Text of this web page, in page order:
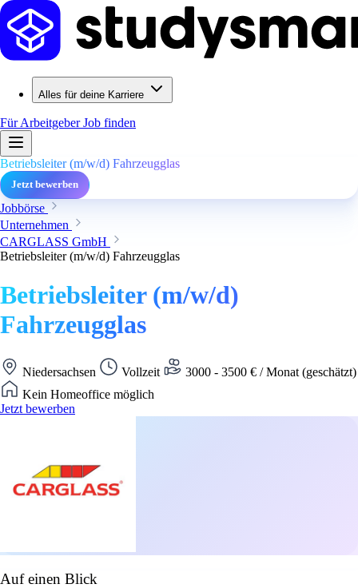
Alles für deine Karriere
Für ArbeitgeberJob finden
Betriebsleiter (m/w/d) Fahrzeugglas
Jetzt bewerben
Jobbörse
Unternehmen
CARGLASS GmbH
Betriebsleiter (m/w/d) Fahrzeugglas
Betriebsleiter (m/w/d)
Fahrzeugglas
Niedersachsen Vollzeit
3000 - 3500 € / Monat (geschätzt)
Kein Homeoffice möglich
Jetzt bewerben
Auf einen Blick